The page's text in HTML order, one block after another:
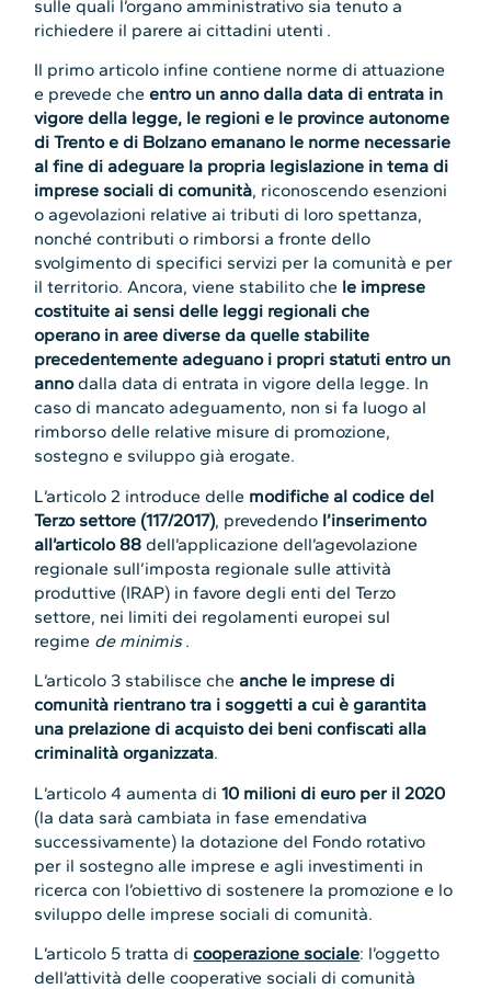
sulle quali l’organo amministrativo sia tenuto a
richiedere il parere ai cittadini utenti .
Il primo articolo infine contiene norme di attuazione
e prevede cheentro un anno dalla data di entrata in
vigore della legge, le regioni e le province autonome
di Trento e di Bolzano emanano le norme necessarie
al fine di adeguare la propria legislazione in tema di
imprese sociali di comunità, riconoscendo esenzioni
o agevolazioni relative ai tributi di loro spettanza,
nonché contributi o rimborsi a fronte dello
svolgimento di specifici servizi per la comunità e per
il territorio. Ancora, viene stabilito che le imprese
costituite ai sensi delle leggi regionali che
operano in aree diverse da quelle stabilite
precedentemente adeguano i propri statuti entro un
annodalla data di entrata in vigore della legge. In
caso di mancato adeguamento, non si fa luogo al
rimborso delle relative misure di promozione,
sostegno e sviluppo già erogate.
L’articolo 2 introduce delle modifiche al codice del
Terzo settore (117/2017), prevedendo l’inserimento
all’articolo 88 dell’applicazione dell’agevolazione
regionale sull’imposta regionale sulle attività
produttive (IRAP) in favore degli enti del Terzo
settore, nei limiti dei regolamenti europei sul
regime de minimis.
L’articolo 3 stabilisce cheanche le imprese di
comunità rientrano tra i soggetti a cui è garantita
una prelazione di acquisto dei beni confiscati alla
criminalità organizzata.
L’articolo 4 aumenta di10 milioni di euro per il 2020
(la data sarà cambiata in fase emendativa
successivamente) la dotazione del Fondo rotativo
per il sostegno alle imprese e agli investimenti in
ricerca con l’obiettivo di sostenere la promozione e lo
sviluppo delle imprese sociali di comunità.
L’articolo 5 tratta dicooperazione sociale: l’oggetto
dell’attività delle cooperative sociali di comunità